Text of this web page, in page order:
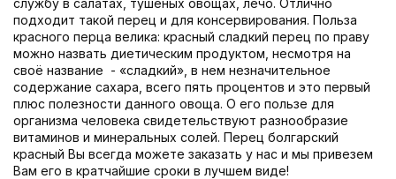
подходит такой перец и для консервирования. Польза
красного перца велика: красный сладкий перец по праву
можно назвать диетическим продуктом, несмотря на
своё название - «сладкий», в нем незначительное
содержание сахара, всего пять процентов и это первый
плюс полезности данного овоща. О его пользе для
организма человека свидетельствуют разнообразие
витаминов и минеральных солей. Перец болгарский
красный Вы всегда можете заказать у нас и мы привезем
Вам его в кратчайшие сроки в лучшем виде!